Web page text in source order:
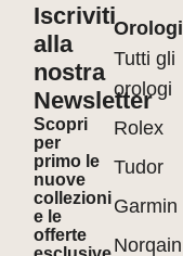
Iscriviti
alla
nostra
Newsletter
Scopri
per
primo le
nuove
collezioni
e le
offerte
Orologi
Tutti gli
orologi
Rolex
Tudor
Garmin
Norqain